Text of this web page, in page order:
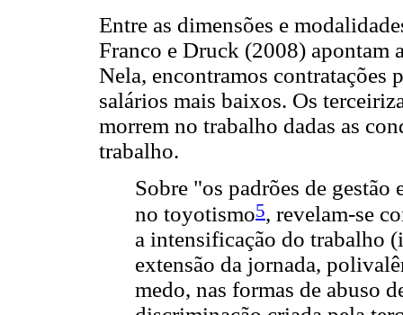
Entre as dimensões e
Franco e Druck (2008) apontam
Nela, encontramos contratações
salários mais baixos. Os
morrem no trabalho dadas as
trabalho.
Sobre "os padrões de
no toyotismo5, revelam-se
a intensificação do trabalho
extensão da jornada,
medo, nas formas de abuso